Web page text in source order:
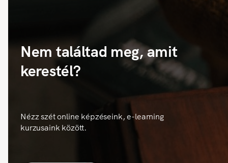
Nem találtad meg, amit
kerestél?
Nézz szét online képzéseink, e-learning
kurzusaink között.